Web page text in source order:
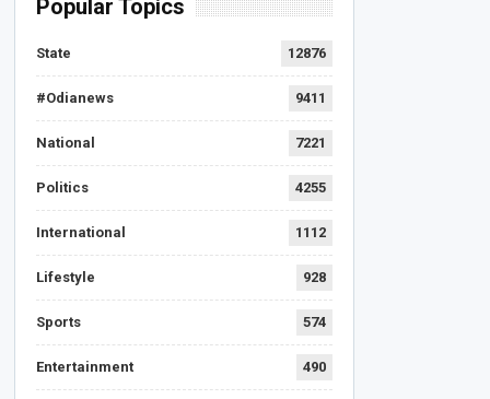
Popular Topics
State 12876
#Odianews 9411
National 7221
Politics 4255
International 1112
Lifestyle 928
Sports 574
Entertainment 490